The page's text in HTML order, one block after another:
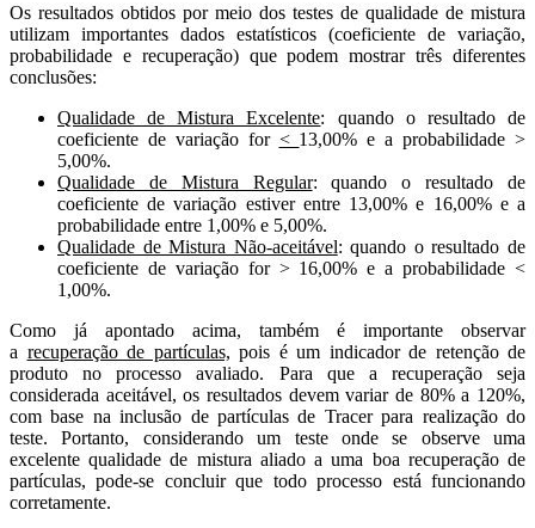
Os resultados obtidos por meio dos testes de qualidade de mistura
utilizam importantes dados estatísticos (coeficiente de variação,
probabilidade e recuperação) que podem mostrar três diferentes
conclusões:
Qualidade de Mistura Excelente: quando o resultado de
coeficiente de variação for < 13,00% e a probabilidade >
5,00%.
Qualidade de Mistura Regular: quando o resultado de
coeficiente de variação estiver entre 13,00% e 16,00% e a
probabilidade entre 1,00% e 5,00%.
Qualidade de Mistura Não-aceitável: quando o resultado de
coeficiente de variação for > 16,00% e a probabilidade <
1,00%.
Como já apontado acima, também é importante observar
a recuperação de partículas, pois é um indicador de retenção de
produto no processo avaliado. Para que a recuperação seja
considerada aceitável, os resultados devem variar de 80% a 120%,
com base na inclusão de partículas de Tracer para realização do
teste. Portanto, considerando um teste onde se observe uma
excelente qualidade de mistura aliado a uma boa recuperação de
partículas, pode-se concluir que todo processo está funcionando
corretamente.